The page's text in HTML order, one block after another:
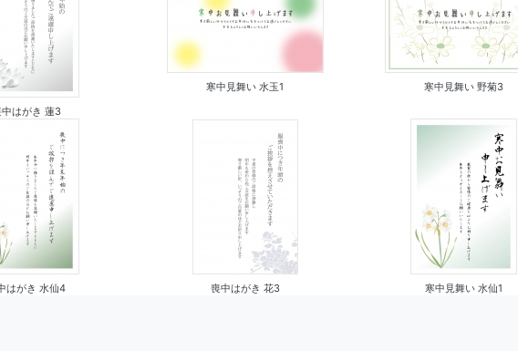
はがき 蓮3
寒中見舞い 水玉1
寒中見舞い 野菊3
はがき 水仙4 喪中はがき 花3 寒中見舞い 水仙1